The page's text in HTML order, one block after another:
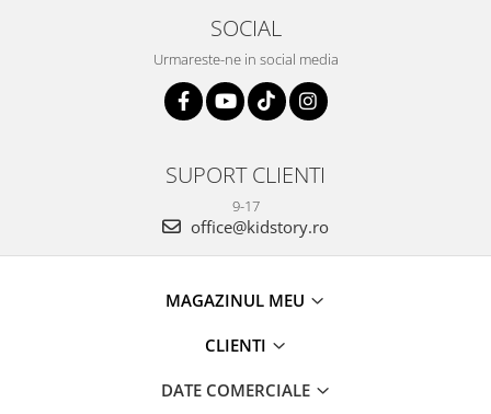
SOCIAL
Urmareste-ne in social media
SUPORT CLIENTI
9-17
office@kidstory.ro
MAGAZINUL MEU
CLIENTI
DATE COMERCIALE